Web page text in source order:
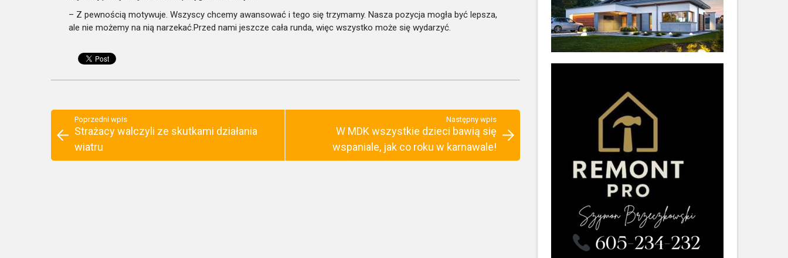
– Z pewnością motywuje. Wszyscy chcemy awansować i tego się trzymamy. Nasza pozycja mogła być lepsza,
ale nie możemy na nią narzekać.Przed nami jeszcze cała runda, więc wszystko może się wydarzyć.
Poprzedni wpis
Strażacy walczyli ze skutkami działania
wiatru
Następny wpis
W MDK wszystkie dzieci bawią się
wspaniale, jak co roku w karnawale!